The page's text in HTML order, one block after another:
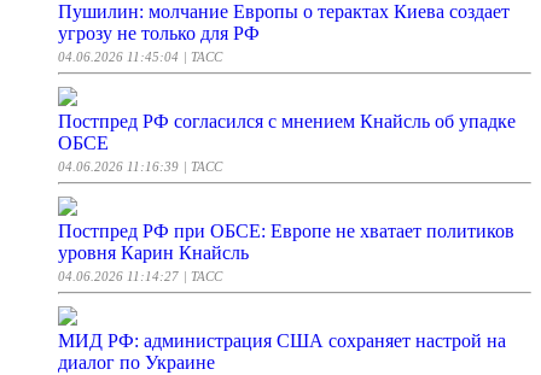
Пушилин: молчание Европы о терактах Киева создает
угрозу не только для РФ
04.06.2026 11:45:04 | ТАСС
Постпред РФ согласился с мнением Кнайсль об упадке
ОБСЕ
04.06.2026 11:16:39 | ТАСС
Постпред РФ при ОБСЕ: Европе не хватает политиков
уровня Карин Кнайсль
04.06.2026 11:14:27 | ТАСС
МИД РФ: администрация США сохраняет настрой на
диалог по Украине